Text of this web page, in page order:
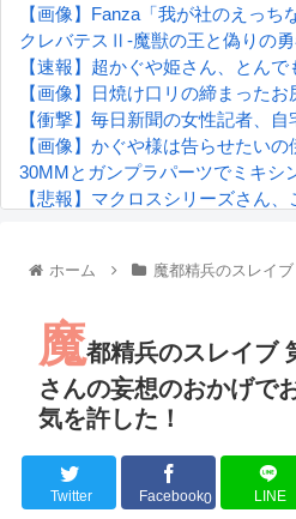
【画像】Fanza「我が社のえっ
クレバテスⅡ-魔獣の王と偽りの
【速報】超かぐや姫さん、とん
【画像】日焼け口リの締まった
【衝撃】毎日新聞の女性記者、
【画像】かぐや様は告らせたい
30MMとガンプラパーツでミキシ
【悲報】マクロスシリーズさん
『進撃の巨人』で一番面白いとこ
るろうに剣心 -明治剣客浪漫譚-
同盟、帝国、フェザーン。生まれ
Powered by livedoor 相互RSS
ホーム 魔都精兵のスレイブ
魔都精兵のスレイブ
さんの妄想のおかげで
気を許した！
Twitter Facebook0 LINE